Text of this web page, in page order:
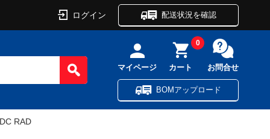
ログイン 配送状況を確認
マイページ カート
0
お問合せ
BOMアップロード
RAD